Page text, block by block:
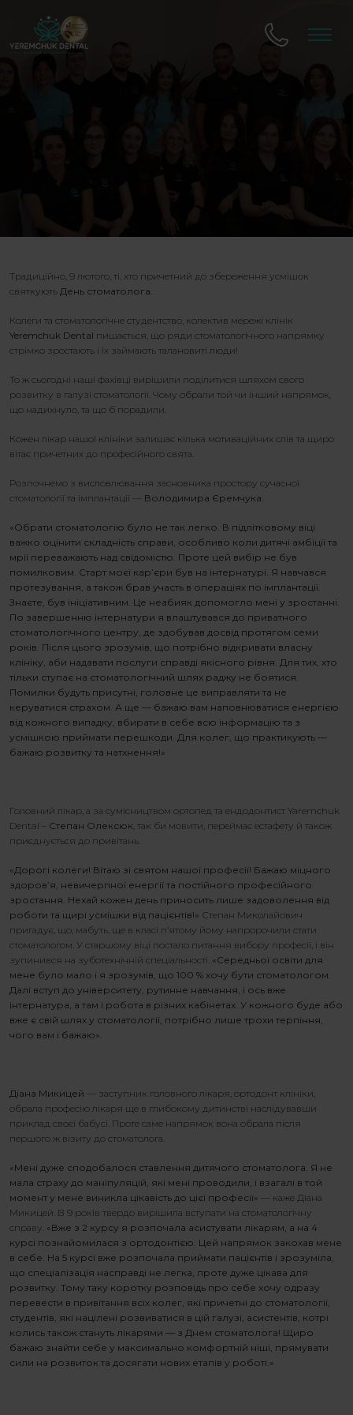
Про що говорять стоматологи
Традиційно, 9 лютого, ті, хто причетний до збереження усмішок
святкують День стоматолога.
Колеги та стоматологічне студентство, колектив мережі клінік
Yeremchuk Dental пишається, що ряди стоматологічного напрямку
стрімко зростають і їх займають талановиті люди!
То ж сьогодні наші фахівці вирішили поділитися шляхом свого
розвитку в галузі стоматології. Чому обрали той чи інший напрямок,
що надихнуло, та що б порадили.
Кожен лікар нашої клініки залишає кілька мотиваційних слів та щиро
вітає причетних до професійного свята.
Розпочнемо з висловлювання засновника простору сучасної
стоматології та імплантації — Володимира Єремчука:
«Обрати стоматологію було не так легко. В підлітковому віці
важко оцінити складність справи, особливо коли дитячі амбіції та
мрії переважають над свідомістю. Проте цей вибір не був
помилковим. Старт моєї кар’єри був на інтернатурі. Я навчався
протезування, а також брав участь в операціях по імплантації.
Знаєте, був ініціативним. Це неабияк допомогло мені у зростанні.
По завершенню інтернатури я влаштувався до приватного
стоматологічного центру, де здобував досвід протягом семи
років. Після цього зрозумів, що потрібно відкривати власну
клініку, аби надавати послуги справді якісного рівня. Для тих, хто
тільки ступає на стоматологічний шлях раджу не боятися.
Помилки будуть присутні, головне це виправляти та не
керуватися страхом. А ще — бажаю вам наповнюватися енергією
від кожного випадку, вбирати в себе всю інформацію та з
усмішкою приймати перешкоди. Для колег, що практикують —
бажаю розвитку та натхнення!»
Головний лікар, а за сумісництвом ортопед та ендодонтист Yaremchuk
Dental – Степан Олексюк, так би мовити, переймає естафету й також
приєднується до привітань.
«Дорогі колеги! Вітаю зі святом нашої професії! Бажаю міцного
здоров’я, невичерпної енергії та постійного професійного
зростання. Нехай кожен день приносить лише задоволення від
роботи та щирі усмішки від пацієнтів!» Степан Миколайович
пригадує, що, мабуть, ще в класі п’ятому йому напророчили стати
стоматологом. У старшому віці постало питання вибору професії, і він
зупинився на зуботехнічній спеціальності. «Середньої освіти для
мене було мало і я зрозумів, що 100 % хочу бути стоматологом.
Далі вступ до університету, рутинне навчання, і ось вже
інтернатура, а там і робота в різних кабінетах. У кожного буде або
вже є свій шлях у стоматології, потрібно лише трохи терпіння,
чого вам і бажаю».
Діана Микицей — заступник головного лікаря, ортодонт клініки,
обрала професію лікаря ще в глибокому дитинстві наслідувавши
приклад своєї бабусі. Проте саме напрямок вона обрала після
першого ж візиту до стоматолога.
«Мені дуже сподобалося ставлення дитячого стоматолога. Я не
мала страху до маніпуляцій, які мені проводили, і взагалі в той
момент у мене виникла цікавість до цієї професії» — каже Діана
Микицей. В 9 років твердо вирішила вступати на стоматологічну
справу. «Вже з 2 курсу я розпочала асистувати лікарям, а на 4
курсі познайомилася з ортодонтією. Цей напрямок закохав мене
в себе. На 5 курсі вже розпочала приймати пацієнтів і зрозуміла,
що спеціалізація насправді не легка, проте дуже цікава для
розвитку. Тому таку коротку розповідь про себе хочу одразу
перевести в привітання всіх колег, які причетні до стоматології,
студентів, які націлені розвиватися в цій галузі, асистентів, котрі
колись також стануть лікарями — з Днем стоматолога! Щиро
бажаю знайти себе у максимально комфортній ніші, прямувати
сили на розвиток та досягати нових етапів у роботі.»